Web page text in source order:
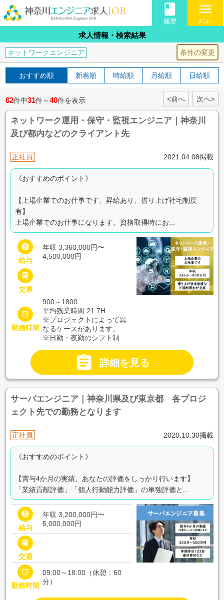
book
履歴
menu
ﾒﾆｭｰ
求人情報・検索結果
条件の変更
ネットワークエンジニア
おすすめ順 新着順 時給順 月給順 日給順
62件中31件～40件を表示 <前へ 次へ>
ネットワーク運用・保守・監視エンジニア｜神奈川
及び都内などのクライアント先
正社員 2021.04.08掲載
《おすすめのポイント》
【上場企業でのお仕事です、昇給あり、借り上げ社宅制度
有】
上場企業でのお仕事になります。資格取得時にお...

給与
年収 3,360,000円〜
4,500,000円

交通

勤務時間
900～1800
平均残業時間:21.7H
※プロジェクトによって異
なるケースがあります。
※日勤・夜勤のシフト制
 詳細を見る
サーバエンジニア｜神奈川県及び東京都 各プロジ
ェクト先での勤務となります
正社員 2020.10.30掲載
《おすすめのポイント》
【賞与4か月の実績、あなたの評価をしっかり行います】
「業績貢献評価」「個人行動能力評価」の単独評価と...

給与
年収 3,200,000円〜
5,000,000円

交通

勤務時間
09:00～18:00（休憩：60
分）